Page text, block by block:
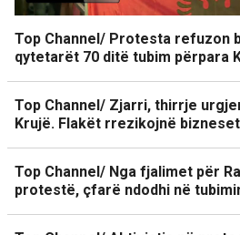
Top Channel/ Protesta refuzon
qytetarët 70 ditë tubim përpara
Top Channel/ Zjarri, thirrje
Krujë. Flakët rrezikojnë
Top Channel/ Nga fjalimet për
protestë, çfarë ndodhi në